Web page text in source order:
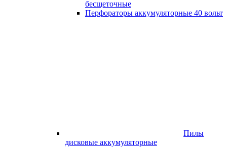
бесщеточные
Перфораторы аккумуляторные 40 вольт
Пилы
дисковые аккумуляторные